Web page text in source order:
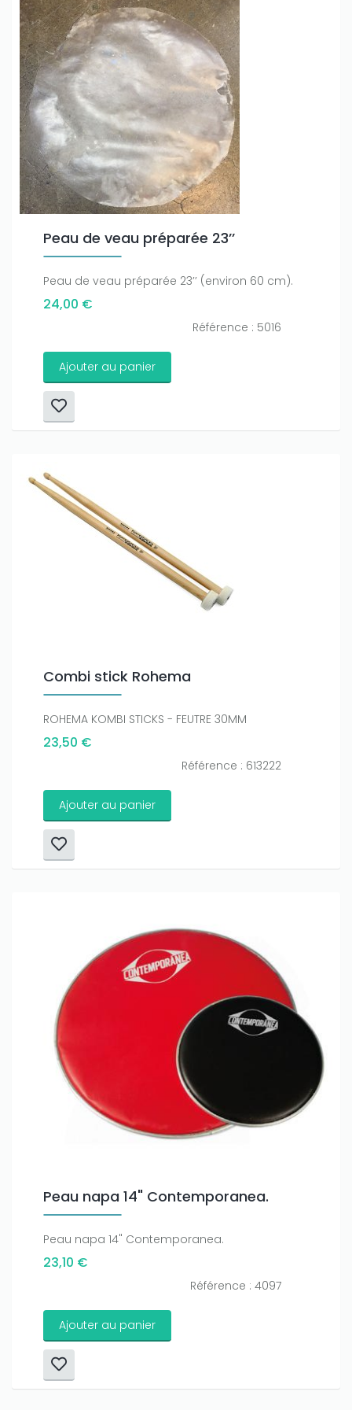
Peau de veau préparée 23’’
Peau de veau préparée 23’’ (environ 60 cm).
24,00 €
Référence : 5016
Ajouter au panier
Combi stick Rohema
ROHEMA KOMBI STICKS - FEUTRE 30MM
23,50 €
Référence : 613222
Ajouter au panier
Peau napa 14" Contemporanea.
Peau napa 14" Contemporanea.
23,10 €
Référence : 4097
Ajouter au panier